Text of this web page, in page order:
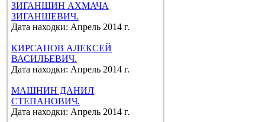
ЗИГАНШИН АХМАЧА
ЗИГАНШЕВИЧ.
Дата находки: Апрель 2014 г.
КИРСАНОВ АЛЕКСЕЙ
ВАСИЛЬЕВИЧ.
Дата находки: Апрель 2014 г.
МАШНИН ДАНИЛ
СТЕПАНОВИЧ.
Дата находки: Апрель 2014 г.